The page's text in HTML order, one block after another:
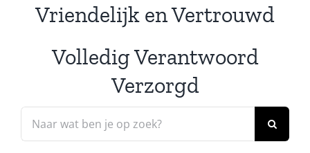
Vriendelijk en Vertrouwd
Volledig Verantwoord
Verzorgd
naar: